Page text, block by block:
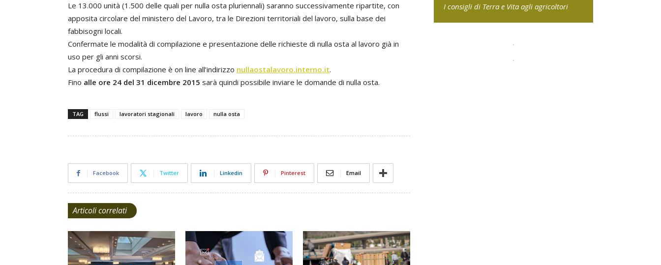
Le 13.000 unità (1.500 delle quali per nulla osta pluriennali) saranno successivamente ripartite, con
apposita circolare del ministero del Lavoro, tra le Direzioni territoriali del lavoro, sulla base dei
fabbisogni locali.
Confermate le modalità di compilazione e presentazione delle richieste di nulla osta al lavoro già in
uso per gli anni scorsi.
La procedura di compilazione è on line all’indirizzo nullaostalavoro.interno.it.
Fino alle ore 24 del 31 dicembre 2015 sarà quindi possibile inviare le domande di nulla osta.
TAG flussi lavoratori stagionali lavoro nulla osta
Facebook Twitter Linkedin Pinterest Email
Articoli correlati
I consigli di Terra e Vita agli agricoltori